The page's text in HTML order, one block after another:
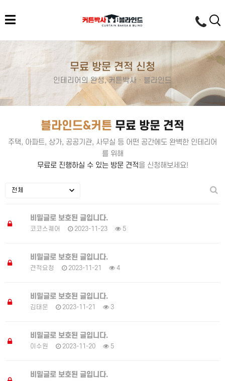
무료 방문 견적 신청
인테리어의 완성, 커튼박사 · 블라인드
블라인드&커튼 무료 방문 견적
주택, 아파트, 상가, 공공기관, 사무실 등 어떤 공간에도 완벽한 인테리어
를 위해
무료로 진행하실 수 있는 방문 견적을 신청해보세요!
비밀글로 보호된 글입니다.
코코스퀘어 2023-11-23 5
비밀글로 보호된 글입니다.
견적요청 2023-11-21 4
비밀글로 보호된 글입니다.
김태운 2023-11-21 3
비밀글로 보호된 글입니다.
이수원 2023-11-20 5
비밀글로 보호된 글입니다.